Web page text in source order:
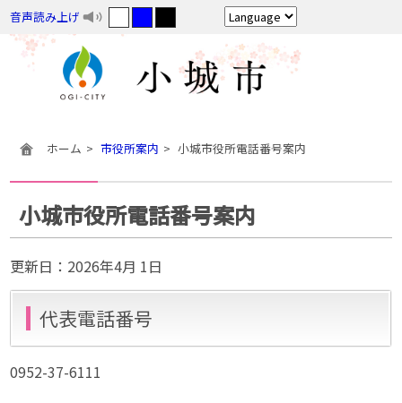
音声読み上げ
ホーム 市役所案内 小城市役所電話番号案内
小城市役所電話番号案内
更新日： 2026年4月 1日
代表電話番号
0952-37-6111